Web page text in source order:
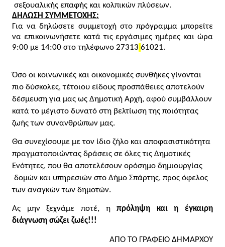
σεξουαλικής επαφής και κολπικών πλύσεων.
ΔΗΛΩΣΗ ΣΥΜΜΕΤΟΧΗΣ:
Για να δηλώσετε συμμετοχή στο πρόγραμμα μπορείτε
να επικοινωνήσετε κατά τις εργάσιμες ημέρες και ώρα
9:00 με 14:00 στο τηλέφωνο 27313 61021.
Όσο οι κοινωνικές και οικονομικές συνθήκες γίνονται
πιο δύσκολες, τέτοιου είδους προσπάθειες αποτελούν
δέσμευση για μας ως Δημοτική Αρχή, αφού συμβάλλουν
κατά το μέγιστο δυνατό στη βελτίωση της ποιότητας
ζωής των συνανθρώπων μας.
Θα συνεχίσουμε με τον ίδιο ζήλο και αποφασιστικότητα
πραγματοποιώντας δράσεις σε όλες τις Δημοτικές
Ενότητες, που θα αποτελέσουν ορόσημο δημιουργίας
δομών και υπηρεσιών στο Δήμο Σπάρτης, προς όφελος
των αναγκών των δημοτών.
Ας μην ξεχνάμε ποτέ, η πρόληψη και η έγκαιρη
διάγνωση σώζει ζωές!!!
ΑΠΟ ΤΟ ΓΡΑΦΕΙΟ ΔΗΜΑΡΧΟΥ